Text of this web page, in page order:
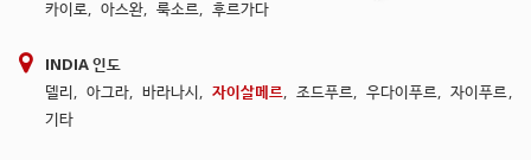
카이로, 아스완, 룩소르, 후르가다
INDIA 인도
델리, 아그라, 바라나시, 자이살메르, 조드푸르, 우다이푸르, 자이푸르,
기타